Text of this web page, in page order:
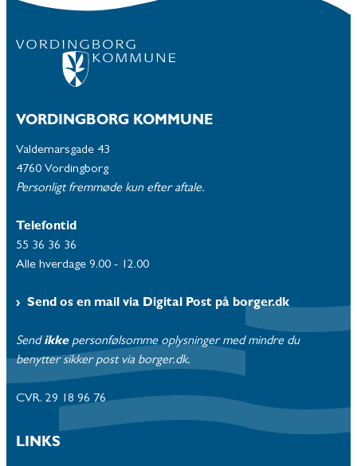
VORDINGBORG KOMMUNE
Valdemarsgade 43
4760 Vordingborg
Personligt fremmøde kun efter aftale.
Telefontid
55 36 36 36
Alle hverdage 9.00 - 12.00
Send os en mail via Digital Post på borger.dk
Send ikke personfølsomme oplysninger med mindre du
benytter sikker post via borger.dk.
CVR. 29 18 96 76
LINKS